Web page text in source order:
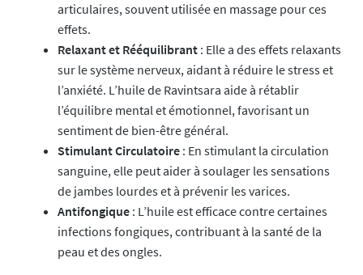
articulaires, souvent utilisée en massage pour ces
effets.
Relaxant et Rééquilibrant: Elle a des effets relaxants
sur le système nerveux, aidant à réduire le stress et
l’anxiété. L’huile de Ravintsara aide à rétablir
l’équilibre mental et émotionnel, favorisant un
sentiment de bien-être général.
Stimulant Circulatoire: En stimulant la circulation
sanguine, elle peut aider à soulager les sensations
de jambes lourdes et à prévenir les varices.
Antifongique: L’huile est efficace contre certaines
infections fongiques, contribuant à la santé de la
peau et des ongles.